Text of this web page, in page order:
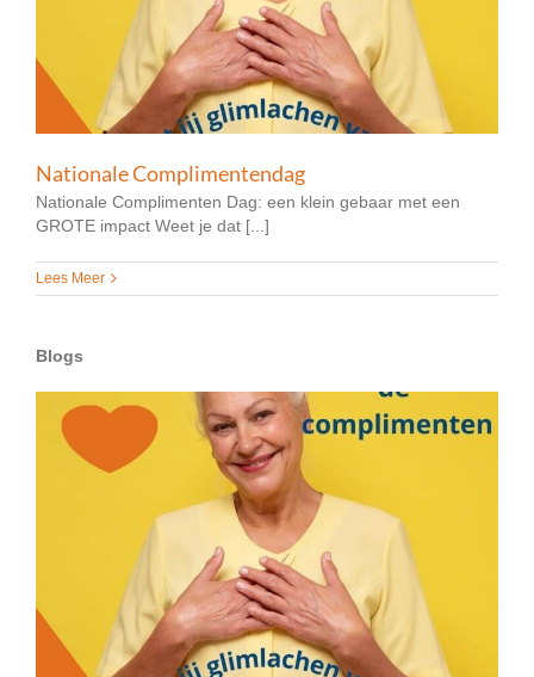
Nationale Complimentendag
Nationale Complimenten Dag: een klein gebaar met een
GROTE impact Weet je dat [...]
Lees Meer
Blogs